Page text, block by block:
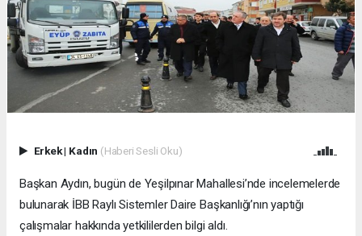
Erkek| Kadın (Haberi Sesli Oku)
Başkan Aydın, bugün de Yeşilpınar Mahallesi’nde incelemelerde
bulunarak İBB Raylı Sistemler Daire Başkanlığı’nın yaptığı
çalışmalar hakkında yetkililerden bilgi aldı.